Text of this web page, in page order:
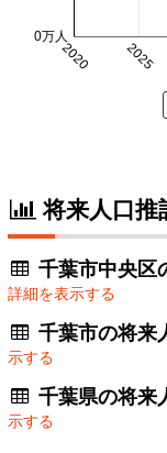
2020 2025
0万人
将来人口推
千葉市中央区
詳細を表示する
千葉市の将来
示する
千葉県の将来
示する